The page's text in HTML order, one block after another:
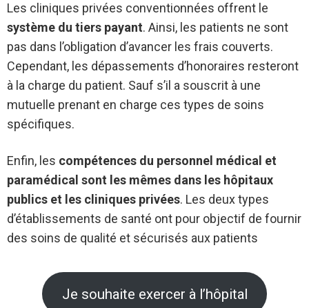
Les cliniques privées conventionnées offrent le
système du tiers payant. Ainsi, les patients ne sont
pas dans l’obligation d’avancer les frais couverts.
Cependant, les dépassements d’honoraires resteront
à la charge du patient. Sauf s’il a souscrit à une
mutuelle prenant en charge ces types de soins
spécifiques.
Enfin, les compétences du personnel médical et
paramédical sont les mêmes dans les hôpitaux
publics et les cliniques privées. Les deux types
d’établissements de santé ont pour objectif de fournir
des soins de qualité et sécurisés aux patients
Je souhaite exercer à l’hôpital